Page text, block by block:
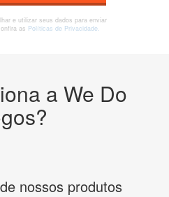
e utilizar seus dados para enviar
as Políticas de Privacidade.
a We Do
nossos produtos